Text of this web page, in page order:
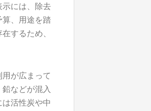
示には、除去
、用途を踏
するため、
が広まって
などが混入
活性炭や中